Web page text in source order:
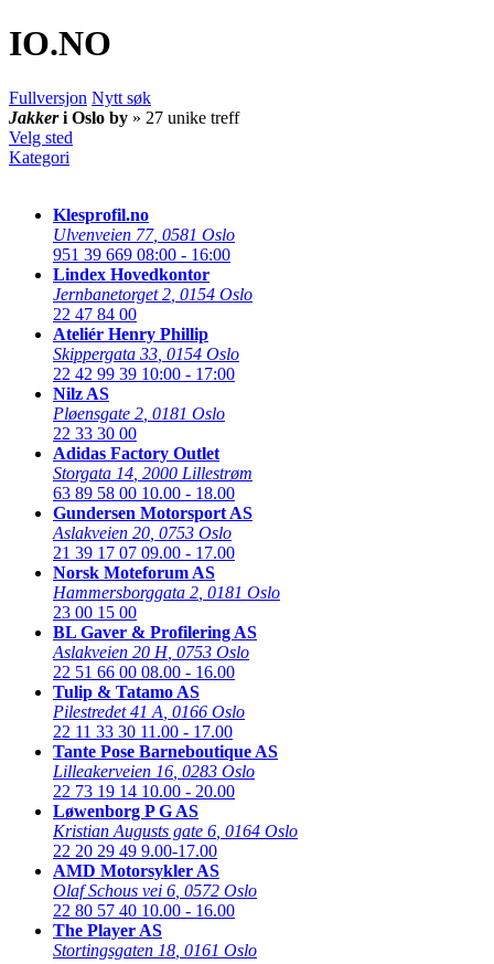
IO.NO
Fullversjon Nytt søk
Jakkeri Oslo by » 27 unike treff
Velg sted
Kategori
Klesprofil.no
Ulvenveien 77, 0581 Oslo
951 39 669 08:00 - 16:00
Lindex Hovedkontor
Jernbanetorget 2 0154 Oslo
22 47 84 00
Ateliér Henry Phillip
Skippergata 33 0154 Oslo
22 42 99 39 10:00 - 17:00
Nilz AS
Pløensgate 2 0181 Oslo
22 33 30 00
Adidas Factory Outlet
Storgata 14 2000 Lillestrøm
63 89 58 00 10.00 - 18.00
Gundersen Motorsport AS
Aslakveien 20 0753 Oslo
21 39 17 07 09.00 - 17.00
Norsk Moteforum AS
Hammersborggata 2 0181 Oslo
23 00 15 00
BL Gaver & Profilering AS
Aslakveien 20 H, 0753 Oslo
22 51 66 00 08.00 - 16.00
Tulip & Tatamo AS
Pilestredet 41 A 0166 Oslo
22 11 33 30 11.00 - 17.00
Tante Pose Barneboutique AS
Lilleakerveien 16 0283 Oslo
22 73 19 14 10.00 - 20.00
Løwenborg P G AS
Kristian Augusts gate 6 0164 Oslo
22 20 29 49 9.00-17.00
AMD Motorsykler AS
Olaf Schous vei 6 0572 Oslo
22 80 57 40 10.00 - 16.00
The Player AS
Stortingsgaten 18 0161 Oslo